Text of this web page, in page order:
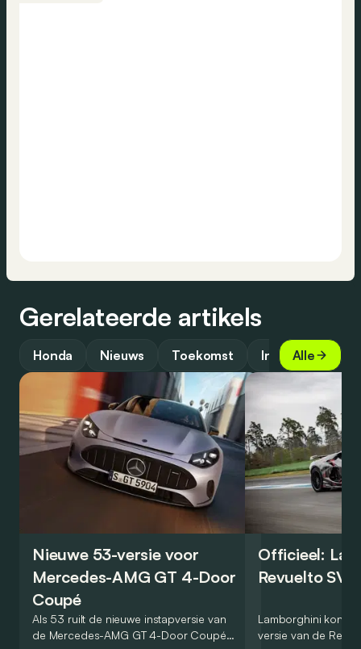
Gerelateerde artikels
Honda Nieuws Toekomst Industrie
Alle
Nieuwe 53-versie voor
Mercedes-AMG GT 4-Door
Coupé
Als 53 ruilt de nieuwe instapversie van
de Mercedes-AMG GT 4-Door Coupé
Officieel:
Revuelto SV
Lamborghini
versie van de